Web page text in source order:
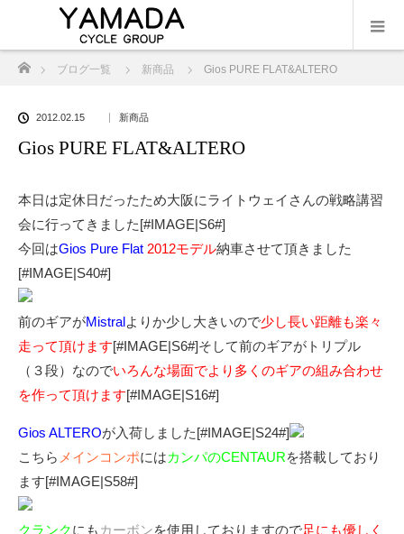
ブログ一覧 新商品 Gios PURE FLAT&ALTERO
2012.02.15 新商品
Gios PURE FLAT&ALTERO
本日は定休日だったため大阪にライトウェイさんの戦略講習
会に行ってきました[#IMAGE|S6#]
今回はGios Pure Flat 2012モデル納車させて頂きました
[#IMAGE|S40#]
前のギアがMistralよりか少し大きいので少し長い距離も楽々
走って頂けます[#IMAGE|S6#]そして前のギアがトリプル
（３段）なのでいろんな場面でより多くのギアの組み合わせ
を作って頂けます[#IMAGE|S16#]
Gios ALTEROが入荷しました[#IMAGE|S24#]
こちら メインコンポにはカンパのCENTAURを搭載しており
ます[#IMAGE|S58#]
クランクにも カーボンを使用しておりますので足にも優しく